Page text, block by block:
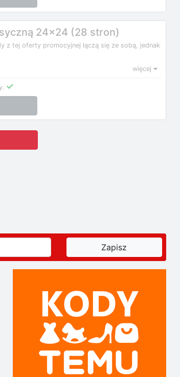
24x24 (28 stron)
z tej oferty promocyjnej łączą się ze sobą, jednak
więcej